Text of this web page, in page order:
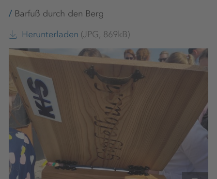
Barfuß durch den Berg
Herunterladen (JPG, 869kB)